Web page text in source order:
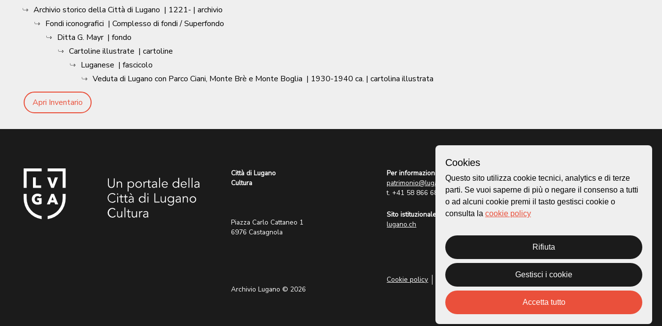
Archivio storico della Città di Lugano | 1221- | archivio
Fondi iconografici | Complesso di fondi / Superfondo
Ditta G. Mayr | fondo
Cartoline illustrate | cartoline
Luganese | fascicolo
Veduta di Lugano con Parco Ciani, Monte Brè e Monte Boglia | 1930-1940 ca. | cartolina illustrata
Apri Inventario
Città di Lugano
Cultura
Piazza Carlo Cattaneo 1
6976 Castagnola
Archivio Lugano © 2026
Per informazioni:
patrimonio@lugano.ch
t. +41 58 866 68 50
Sito istituzionale:
lugano.ch
Cookie policy Privacy Policy
Homepage
Mappa
Storie
Cookies
Questo sito utilizza cookie tecnici, analytics e di terze
parti. Se vuoi saperne di più o negare il consenso a tutti
o ad alcuni cookie premi il tasto gestisci cookie o
consulta la cookie policy
Rifiuta
Gestisci i cookie
Accetta tutto